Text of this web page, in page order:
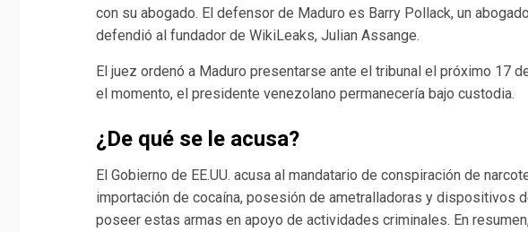
con su abogado. El defensor de Maduro es Barry Pollack, un
defendió al fundador de WikiLeaks, Julian Assange.
El juez ordenó a Maduro presentarse ante el tribunal el próximo 17
el momento, el presidente venezolano permanecería bajo custodia.
¿De qué se le acusa?
El Gobierno de EE.UU. acusa al mandatario de conspiración de
importación de cocaína, posesión de ametralladoras y dispositivos
poseer estas armas en apoyo de actividades criminales. En